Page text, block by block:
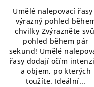
Umělé nalepovací řasy
výrazný pohled
chvilky Zvýrazněte
pohled během pár
sekund! Umělé
řasy dodají očím
a objem, po kterých
toužíte. Ideální...